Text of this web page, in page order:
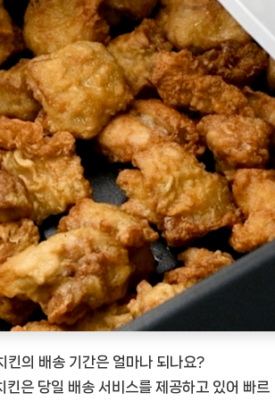
킨의 배송 기간은 얼마나 되나요?
킨은 당일 배송 서비스를 제공하고 있어 빠르